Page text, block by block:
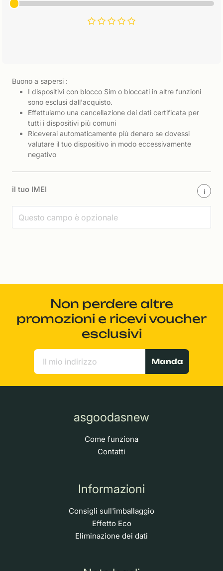
Buono a sapersi :
I dispositivi con blocco Sim o bloccati in altre funzioni
sono esclusi dall'acquisto.
Effettuiamo una cancellazione dei dati certificata per
tutti i dispositivi più comuni
Riceverai automaticamente più denaro se dovessi
valutare il tuo dispositivo in modo eccessivamente
negativo
il tuo IMEI i
Non perdere altre
promozioni e ricevi voucher
esclusivi
Manda
asgoodasnew
Come funziona
Contatti
Informazioni
Consigli sull'imballaggio
Effetto Eco
Eliminazione dei dati